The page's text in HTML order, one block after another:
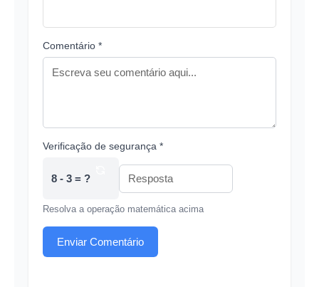
Comentário *
Verificação de segurança *
8 - 3 = ?
Resolva a operação matemática acima
Enviar Comentário